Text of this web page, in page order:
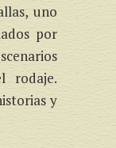
uno
por
rodaje.
y